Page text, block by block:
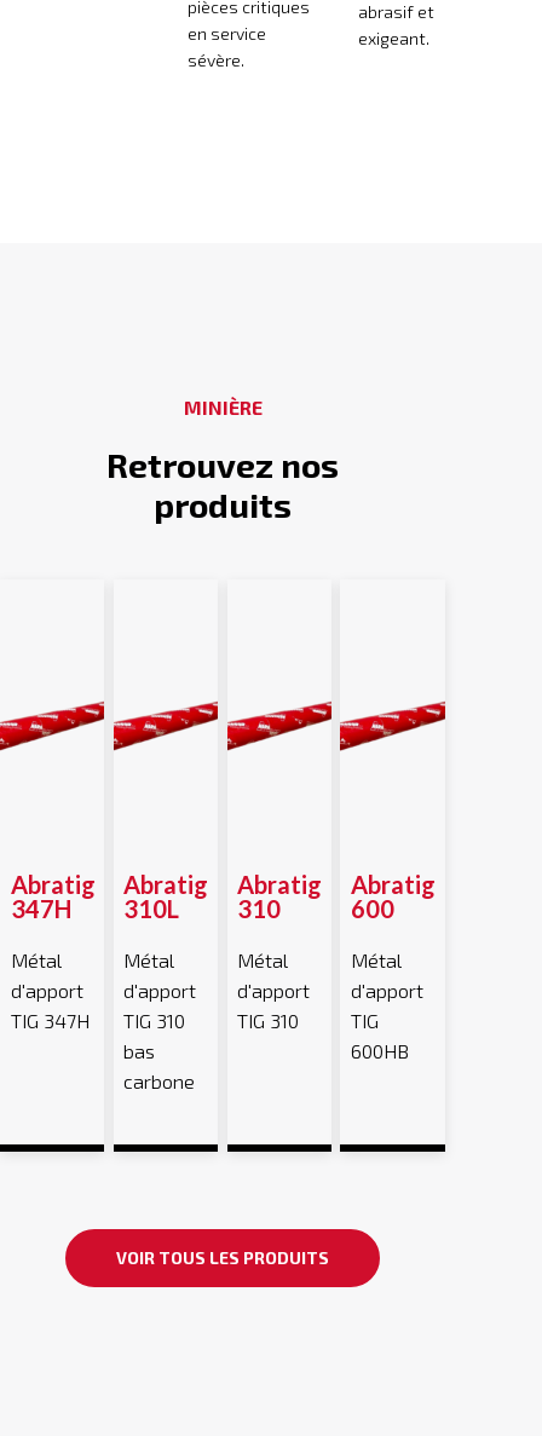
pièces critiques
en service
sévère.
abrasif et
exigeant.
MINIÈRE
Retrouvez nos
produits
Abratig
347H
Métal
d'apport
TIG 347H
Abratig
310L
Métal
d'apport
TIG 310
bas
carbone
Abratig
310
Métal
d'apport
TIG 310
Abratig
600
Métal
d'apport
TIG
600HB
VOIR TOUS LES PRODUITS